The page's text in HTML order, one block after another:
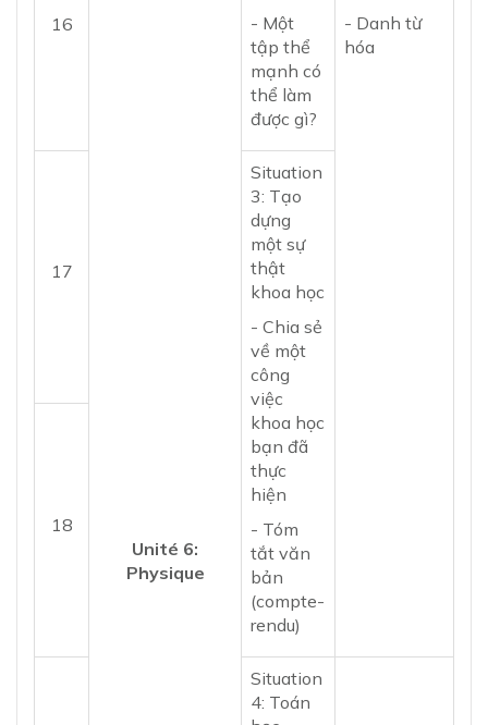
Unité 6:
Physique
- Danh từ
hóa
- Một
tập thể
mạnh có
thể làm
được gì?
16
17
Situation
3: Tạo
dựng
một sự
thật
khoa học
- Chia sẻ
về một
công
việc
khoa học
bạn đã
thực
hiện
- Tóm
tắt văn
bản
(compte-
rendu)
18
Situation
4: Toán